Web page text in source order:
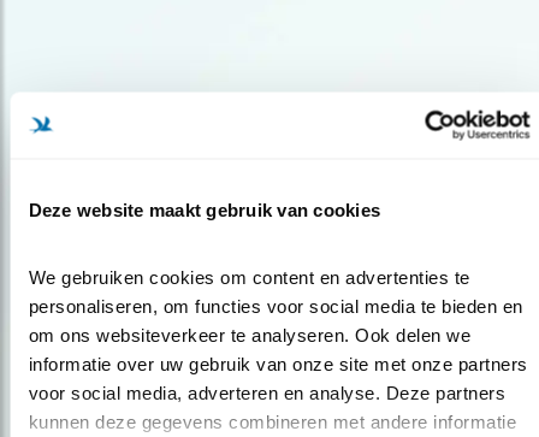
Deze website maakt gebruik van cookies
We gebruiken cookies om content en advertenties te
personaliseren, om functies voor social media te bieden en
om ons websiteverkeer te analyseren. Ook delen we
informatie over uw gebruik van onze site met onze partners
voor social media, adverteren en analyse. Deze partners
kunnen deze gegevens combineren met andere informatie
Op de hoogte blijven?
over vogels en activiteiten van Vogelbescherming.
AANMELDEN VOGELNIEUWS
Volg ons via social media